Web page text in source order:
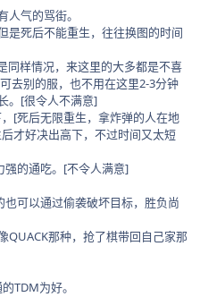
气的骂街。
是死后不能重生，往往换图的时间
同样情况，来这里的大多都是不喜
去别的服，也不用在这里2-3分钟
。[很令人不满意]
[死后无限重生，拿炸弹的人在地
才好决出高下，不过时间又太短
的通吃。[不令人满意]
可以通过偷袭破坏目标，胜负尚
QUACK那种，抢了棋带回自己家那
TDM为好。